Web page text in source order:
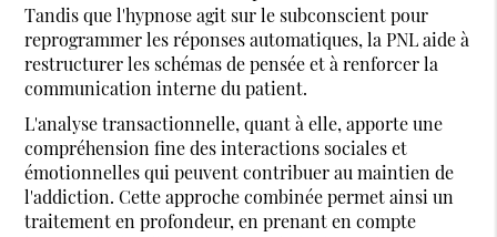
Tandis que l'hypnose agit sur le subconscient pour
reprogrammer les réponses automatiques, la PNL aide à
restructurer les schémas de pensée et à renforcer la
communication interne du patient.
L'analyse transactionnelle, quant à elle, apporte une
compréhension fine des interactions sociales et
émotionnelles qui peuvent contribuer au maintien de
l'addiction. Cette approche combinée permet ainsi un
traitement en profondeur, en prenant en compte